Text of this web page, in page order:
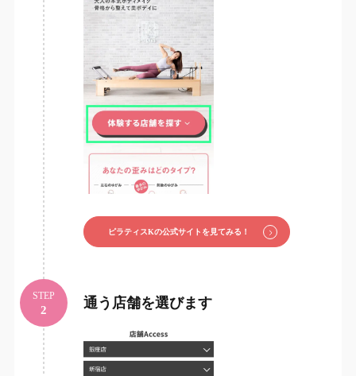
ピラティスKの公式サイトを見てみる！
STEP
2 通う店舗を選びます